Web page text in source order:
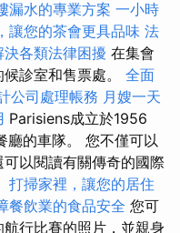
漏水的專業方案 一小時
讓您的茶會更具品味 法
各類法律困擾 在集會
診室和售票處。 全面
公司處理帳務 月嫂一天
Parisiens成立於1956
廳的車隊。 您不僅可以
以閱讀有關傳奇的國際
打掃家裡，讓您的居住
餐飲業的食品安全 您可
行比賽的照片，並親身